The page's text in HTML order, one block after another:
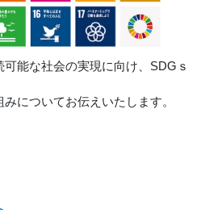
能な社会の実現に向け、SDGｓ
についてお伝えいたします。